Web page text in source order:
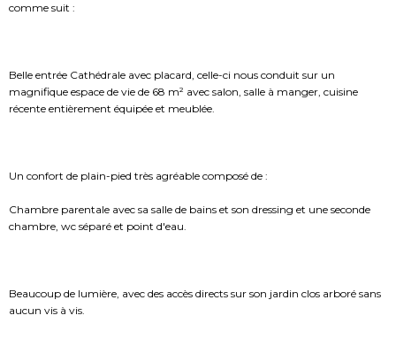
comme suit :
Belle entrée Cathédrale avec placard, celle-ci nous conduit sur un
magnifique espace de vie de 68 m² avec salon, salle à manger, cuisine
récente entièrement équipée et meublée.
Un confort de plain-pied très agréable composé de :
Chambre parentale avec sa salle de bains et son dressing et une seconde
chambre, wc séparé et point d'eau.
Beaucoup de lumière, avec des accès directs sur son jardin clos arboré sans
aucun vis à vis.